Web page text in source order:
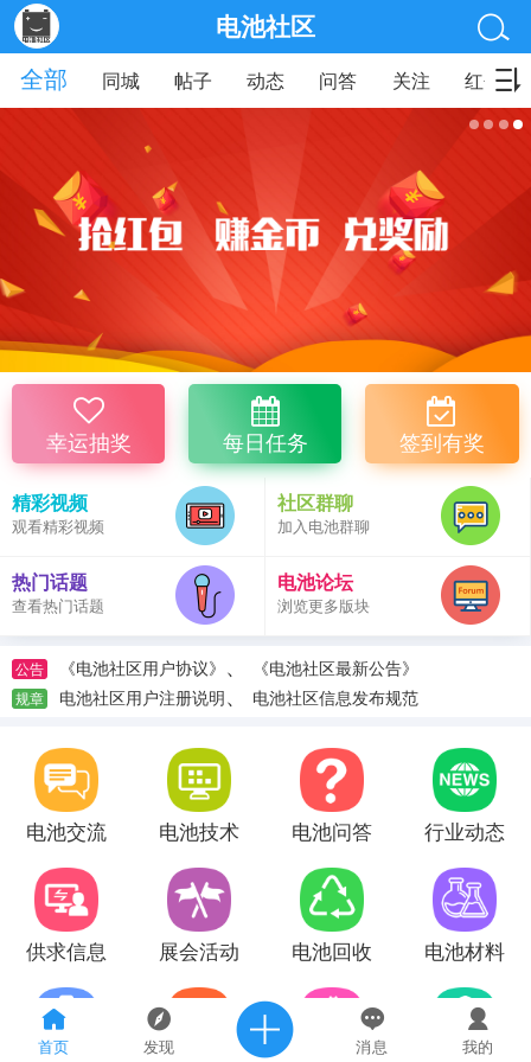
首页 发现 消息 我的
电池社区
全部
同城 帖子 动态 问答 关注 红包
幸运抽奖 每日任务 签到有奖
精彩视频
观看精彩视频
社区群聊
加入电池群聊
热门话题
查看热门话题
电池论坛
浏览更多版块
公告 《电池社区用户协议》 、 《电池社区最新公告》
规章 电池社区用户注册说明、 电池社区信息发布规范
电池交流 电池技术 电池问答 行业动态
供求信息 展会活动 电池回收 电池材料